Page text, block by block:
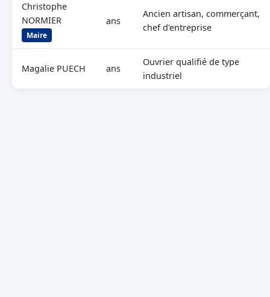
Christophe
NORMIER
Maire
ans
Ancien artisan, commerçant,
chef d'entreprise
Magalie PUECH ans
Ouvrier qualifié de type
industriel